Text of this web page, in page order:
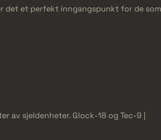
det et perfekt inngangspunkt for de som
av sjeldenheter. Glock-18 og Tec-9 |